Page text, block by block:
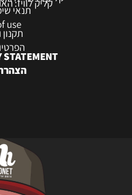
קליק לוויז: האורגים
תנאי
תקנון
STATEMENT